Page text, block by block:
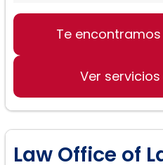
Divorcio
Manutención de
Manutención
Divorcio LGBTQ
Te
Ver
Law Office of